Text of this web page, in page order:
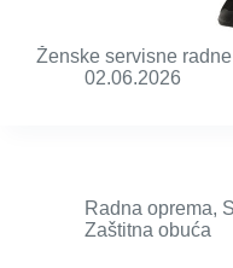
Ženske servisne
02.06.2026
Radna oprema,
Zaštitna obuća